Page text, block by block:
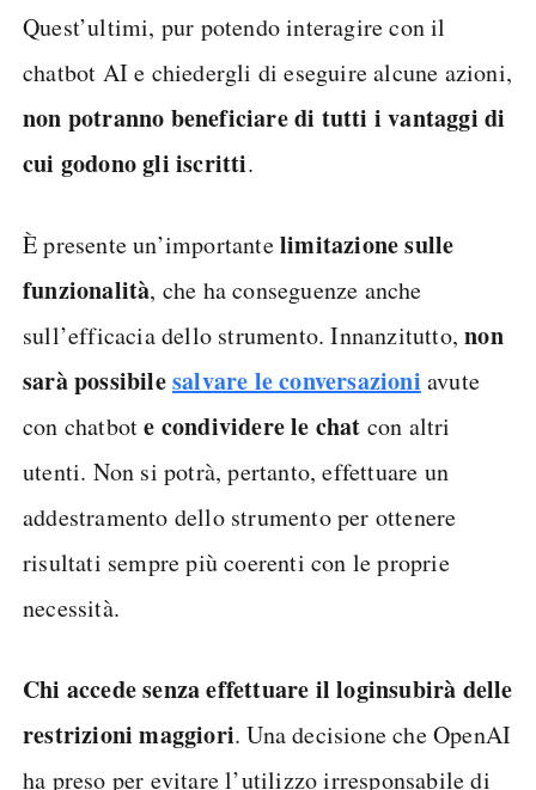
Quest’ultimi, pur potendo interagire con il
chatbot AI e chiedergli di eseguire alcune azioni,
non potranno beneficiare di tutti i vantaggi di
cui godono gli iscritti.
È presente un’importantelimitazione sulle
funzionalità, che ha conseguenze anche
sull’efficacia dello strumento. Innanzitutto,non
sarà possibilesalvare le conversazioni avute
con chatbote condividere le chat con altri
utenti. Non si potrà, pertanto, effettuare un
addestramento dello strumento per ottenere
risultati sempre più coerenti con le proprie
necessità.
Chi accede senza effettuare il loginsubirà delle
restrizioni maggiori. Una decisione che OpenAI
ha preso per evitare l’utilizzo irresponsabile di